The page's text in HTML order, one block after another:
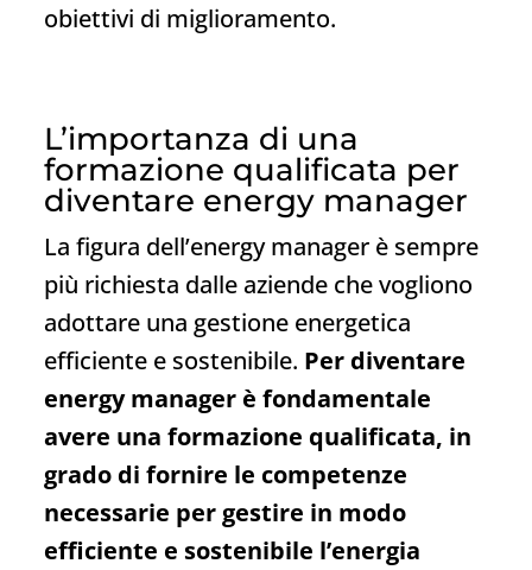
obiettivi di miglioramento.
L’importanza di una
formazione qualificata per
diventare energy manager
La figura dell’energy manager è sempre
più richiesta dalle aziende che vogliono
adottare una gestione energetica
efficiente e sostenibile. Per diventare
energy manager è fondamentale
avere una formazione qualificata, in
grado di fornire le competenze
necessarie per gestire in modo
efficiente e sostenibile l’energia